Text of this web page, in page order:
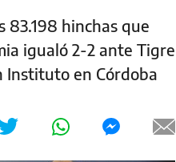
hinchas que
igualó 2-2 ante Tigre
Instituto en Córdoba